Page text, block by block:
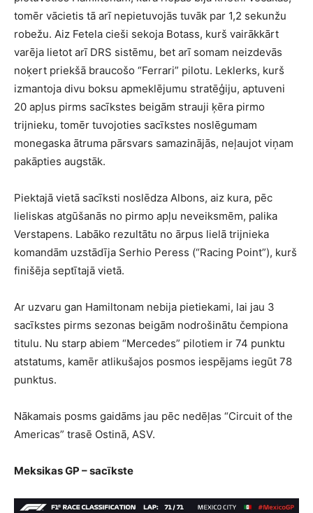
tomēr vācietis tā arī nepietuvojās tuvāk par 1,2 sekunžu
robežu. Aiz Fetela cieši sekoja Botass, kurš vairākkārt
varēja lietot arī DRS sistēmu, bet arī somam neizdevās
noķert priekšā braucošo “Ferrari” pilotu. Leklerks, kurš
izmantoja divu boksu apmeklējumu stratēģiju, aptuveni
20 apļus pirms sacīkstes beigām strauji ķēra pirmo
trijnieku, tomēr tuvojoties sacīkstes noslēgumam
monegaska ātruma pārsvars samazinājās, neļaujot viņam
pakāpties augstāk.
Piektajā vietā sacīksti noslēdza Albons, aiz kura, pēc
lieliskas atgūšanās no pirmo apļu neveiksmēm, palika
Verstapens. Labāko rezultātu no ārpus lielā trijnieka
komandām uzstādīja Serhio Peress (“Racing Point”), kurš
finišēja septītajā vietā.
Ar uzvaru gan Hamiltonam nebija pietiekami, lai jau 3
sacīkstes pirms sezonas beigām nodrošinātu čempiona
titulu. Nu starp abiem “Mercedes” pilotiem ir 74 punktu
atstatums, kamēr atlikušajos posmos iespējams iegūt 78
punktus.
Nākamais posms gaidāms jau pēc nedēļas “Circuit of the
Americas” trasē Ostinā, ASV.
Meksikas GP – sacīkste